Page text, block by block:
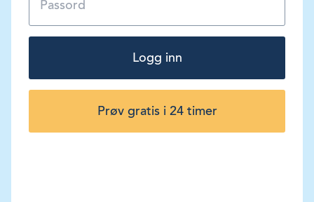
Logg inn
Prøv gratis i 24 timer